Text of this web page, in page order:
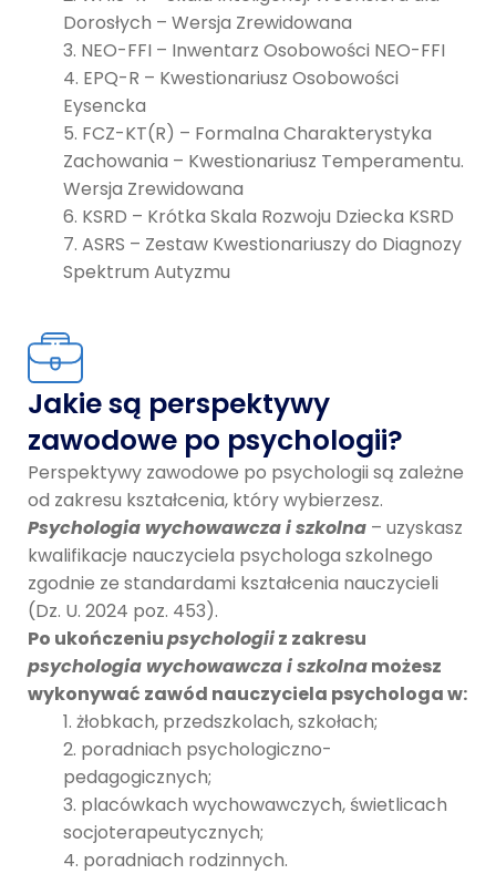
Dorosłych – Wersja Zrewidowana
NEO-FFI – Inwentarz Osobowości NEO-FFI
EPQ-R – Kwestionariusz Osobowości
Eysencka
FCZ-KT(R) – Formalna Charakterystyka
Zachowania – Kwestionariusz Temperamentu.
Wersja Zrewidowana
KSRD – Krótka Skala Rozwoju Dziecka KSRD
ASRS – Zestaw Kwestionariuszy do Diagnozy
Spektrum Autyzmu
Jakie są perspektywy
zawodowe po psychologii?
Perspektywy zawodowe po psychologii są zależne
od zakresu kształcenia, który wybierzesz.
Psychologia wychowawcza i szkolna – uzyskasz
kwalifikacje nauczyciela psychologa szkolnego
zgodnie ze standardami kształcenia nauczycieli
(Dz. U. 2024 poz. 453).
Po ukończeniupsychologiiz zakresu
psychologia wychowawcza i szkolnamożesz
wykonywać zawód nauczyciela psychologa w:
żłobkach, przedszkolach, szkołach;
poradniach psychologiczno-
pedagogicznych;
placówkach wychowawczych, świetlicach
socjoterapeutycznych;
poradniach rodzinnych.